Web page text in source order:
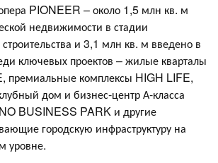
PIONEER – около 1,5 млн кв. м
недвижимости в стадии
и 3,1 млн кв. м введено в
ключевых проектов – жилые кварталы
премиальные комплексы HIGH LIFE,
дом и бизнес-центр А-класса
BUSINESS PARK и другие
городскую инфраструктуру на
уровне.